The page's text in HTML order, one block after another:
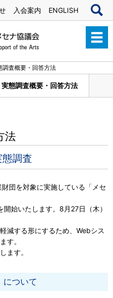
入会案内 ENGLISH
調査概要・回答方法
実態調査概要・回答方法
法
調査
団を対象に実施している「メセ
始いたします。8月27日（木）
減する形にするため、Webシス
す。
ます。
について